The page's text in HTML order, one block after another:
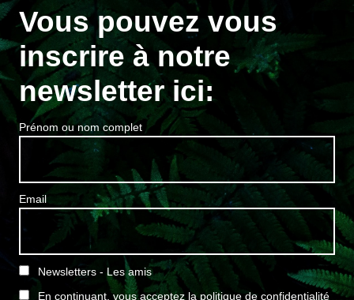
Vous pouvez vous
inscrire à notre
newsletter ici:
Prénom ou nom complet
Email
Newsletters - Les amis
En continuant, vous acceptez la politique de confidentialité